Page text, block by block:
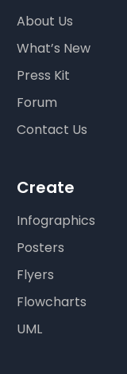
About Us
What’s New
Press Kit
Forum
Contact Us
Create
Infographics
Posters
Flyers
Flowcharts
UML